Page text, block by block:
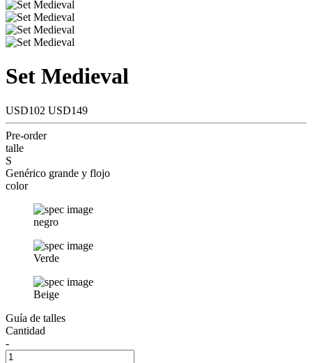
Set Medieval
USD102 USD149
Pre-order
talle
S
Genérico grande y flojo
color
negro
Verde
Beige
Guía de talles
Cantidad
-